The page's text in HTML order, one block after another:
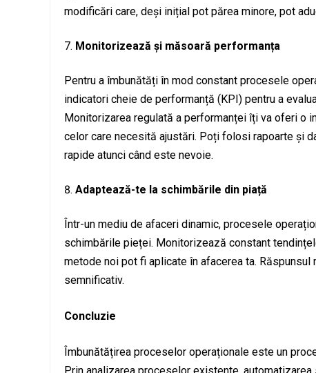
modificări care, deși inițial pot părea minore, pot
Monitorizează și măsoară performanța
Pentru a îmbunătăți în mod constant procesele
indicatori cheie de performanță (KPI) pentru a
Monitorizarea regulată a performanței îți va oferi o
celor care necesită ajustări. Poți folosi rapoarte și
rapide atunci când este nevoie.
Adaptează-te la schimbările din piață
Într-un mediu de afaceri dinamic, procesele
schimbările pieței. Monitorizează constant
metode noi pot fi aplicate în afacerea ta.
semnificativ.
Concluzie
Îmbunătățirea proceselor operaționale este un